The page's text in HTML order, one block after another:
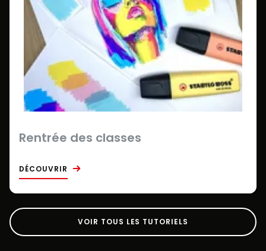
Rentrée des classes
DÉCOUVRIR
VOIR TOUS LES TUTORIELS